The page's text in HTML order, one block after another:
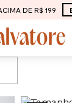
DE R$ 199